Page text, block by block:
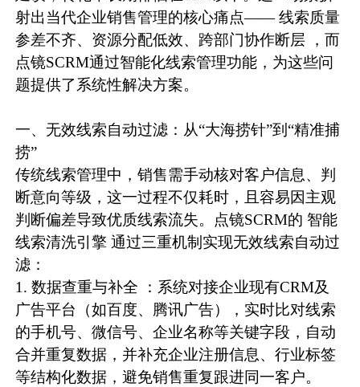
射出当代企业销售管理的核心痛点—— 线索质量
参差不齐、资源分配低效、跨部门协作断层 ，而
点镜SCRM通过智能化线索管理功能，为这些问
题提供了系统性解决方案。
一、无效线索自动过滤：从“大海捞针”到“精准捕
捞”
传统线索管理中，销售需手动核对客户信息、判
断意向等级，这一过程不仅耗时，且容易因主观
判断偏差导致优质线索流失。点镜SCRM的 智能
线索清洗引擎 通过三重机制实现无效线索自动过
滤：
1. 数据查重与补全 ：系统对接企业现有CRM及
广告平台（如百度、腾讯广告），实时比对线索
的手机号、微信号、企业名称等关键字段，自动
合并重复数据，并补充企业注册信息、行业标签
等结构化数据，避免销售重复跟进同一客户。